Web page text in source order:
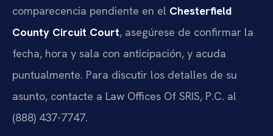
comparecencia pendiente en el Chesterfield
County Circuit Court, asegúrese de confirmar la
fecha, hora y sala con anticipación, y acuda
puntualmente. Para discutir los detalles de su
asunto, contacte a Law Offices Of SRIS, P.C. al
(888) 437-7747.